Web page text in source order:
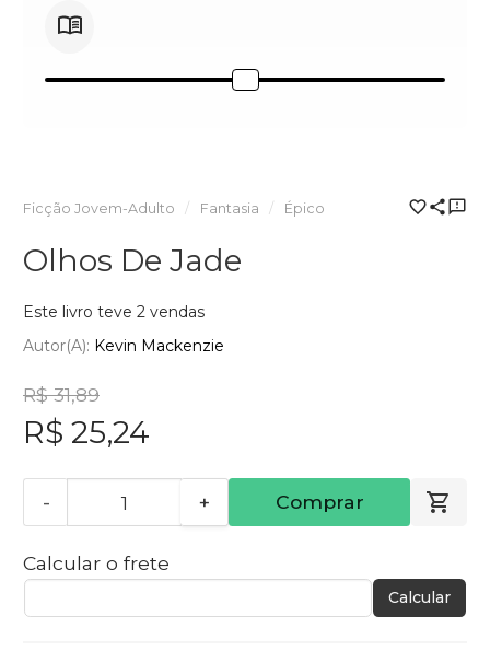
Ficção Jovem-Adulto Fantasia Épico
Olhos De Jade
Este livro teve 2 vendas
Autor(a): Kevin Mackenzie
R$ 31,89
R$ 25,24
- + Comprar
Calcular o frete
Calcular